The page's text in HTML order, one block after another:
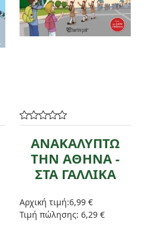
ΑΝΑΚΑΛΥΠΤΩ
ΤΗΝ ΑΘΗΝΑ -
ΣΤΑ ΓΑΛΛΙΚΑ
Αρχική τιμή:6,99 €
Τιμή πώλησης: 6,29 €